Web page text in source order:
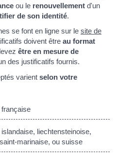
ou le renouvellement d'un
de son identité.
se font en ligne sur le site de
doivent être au format
être en mesure de
des justificatifs fournis.
varient selon votre
française
liechtensteinoise,
ou suisse